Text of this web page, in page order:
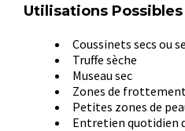
Utilisations Possibles
Coussinets secs ou
Truffe sèche
Museau sec
Zones de frottement
Petites zones de
Entretien quotidien